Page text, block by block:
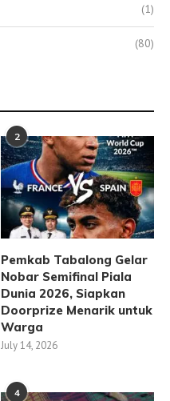
(1)
(80)
2
Pemkab Tabalong Gelar
Nobar Semifinal Piala
Dunia 2026, Siapkan
Doorprize Menarik untuk
Warga
July 14, 2026
4